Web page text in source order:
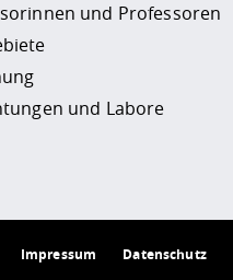
und Professoren
und Labore
Impressum Datenschutz